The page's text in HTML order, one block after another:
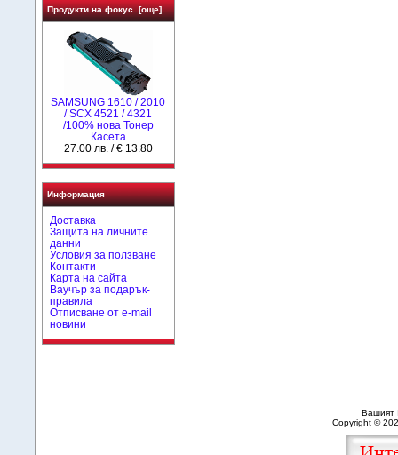
Продукти на фокус [още]
SAMSUNG 1610 / 2010
/ SCX 4521 / 4321
/100% нова Toнер
Касета
27.00 лв. / € 13.80
Информация
Доставка
Защита на личните
данни
Условия за ползване
Контакти
Карта на сайта
Ваучър за подарък-
правила
Отписване от e-mail
новини
Вашият
Copyright ©